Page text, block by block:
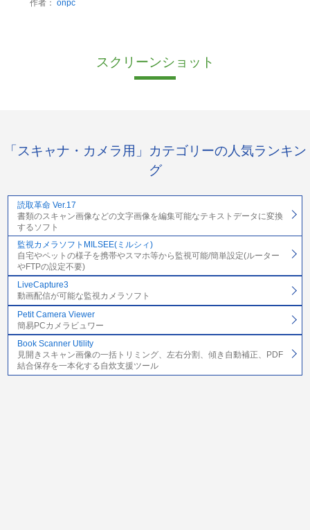
作者： onpc
スクリーンショット
「スキャナ・カメラ用」カテゴリーの人気ランキン
グ
読取革命 Ver.17
書類のスキャン画像などの文字画像を編集可能なテキストデータに変換
するソフト
監視カメラソフトMILSEE(ミルシィ)
自宅やペットの様子を携帯やスマホ等から監視可能/簡単設定(ルーター
やFTPの設定不要)
LiveCapture3
動画配信が可能な監視カメラソフト
Petit Camera Viewer
簡易PCカメラビュワー
Book Scanner Utility
見開きスキャン画像の一括トリミング、左右分割、傾き自動補正、PDF
結合保存を一本化する自炊支援ツール